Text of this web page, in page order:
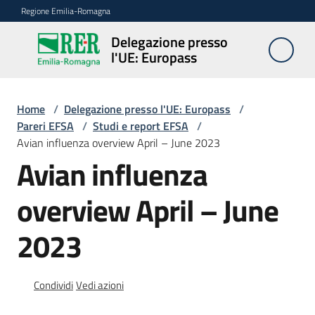
Vai al contenuto
Vai alla navigazione
Vai al footer
Regione Emilia-Romagna
Delegazione presso
l'UE: Europass
Delegazione
presso l'UE:
Novità
EFSA
Home / Delegazione presso l'UE: Europass /
Pareri EFSA / Studi e report EFSA /
Avian influenza overview April – June 2023
Avian influenza
overview April – June
2023
CondividiVedi azioni